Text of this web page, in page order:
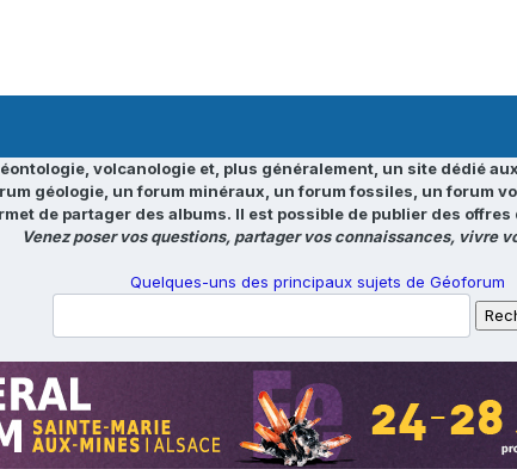
volcanologie et, plus généralement, un site dédié
géologie, un forum minéraux, un forum fossiles, un forum
de partager des albums. Il est possible de publier des
Venez poser vos questions, partager vos connaissances, vivre
Quelques-uns des principaux sujets de Géoforum